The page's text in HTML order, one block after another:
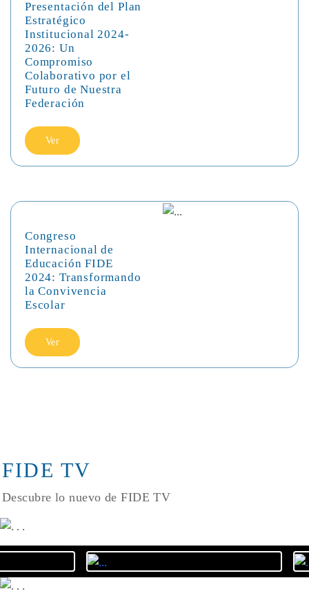
Presentación del Plan
Estratégico
Institucional 2024-
2026: Un
Compromiso
Colaborativo por el
Futuro de Nuestra
Federación
Ver
Congreso
Internacional de
Educación FIDE
2024: Transformando
la Convivencia
Escolar
Ver
FIDE TV
Descubre lo nuevo de FIDE TV